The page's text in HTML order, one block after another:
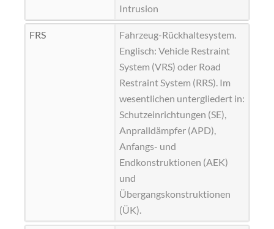
Intrusion
FRS
Fahrzeug-Rückhaltesystem.
Englisch: Vehicle Restraint
System (VRS) oder Road
Restraint System (RRS). Im
wesentlichen untergliedert in:
Schutzeinrichtungen (SE),
Anpralldämpfer (APD),
Anfangs- und
Endkonstruktionen (AEK)
und
Übergangskonstruktionen
(ÜK).